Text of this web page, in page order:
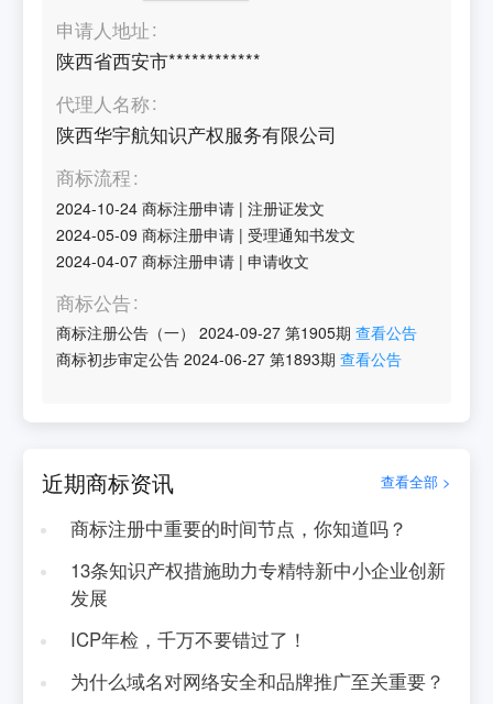
申请人地址
陕西省西安市************
代理人名称
陕西华宇航知识产权服务有限公司
商标流程
2024-10-24 商标注册申请 |注册证发文
2024-05-09 商标注册申请 |受理通知书发文
2024-04-07 商标注册申请 |申请收文
商标公告
商标注册公告（一） 2024-09-27 第1905期 查看公告
商标初步审定公告 2024-06-27 第1893期 查看公告
近期商标资讯 查看全部 >
商标注册中重要的时间节点，你知道吗？
13条知识产权措施助力专精特新中小企业创新
发展
ICP年检，千万不要错过了！
为什么域名对网络安全和品牌推广至关重要？